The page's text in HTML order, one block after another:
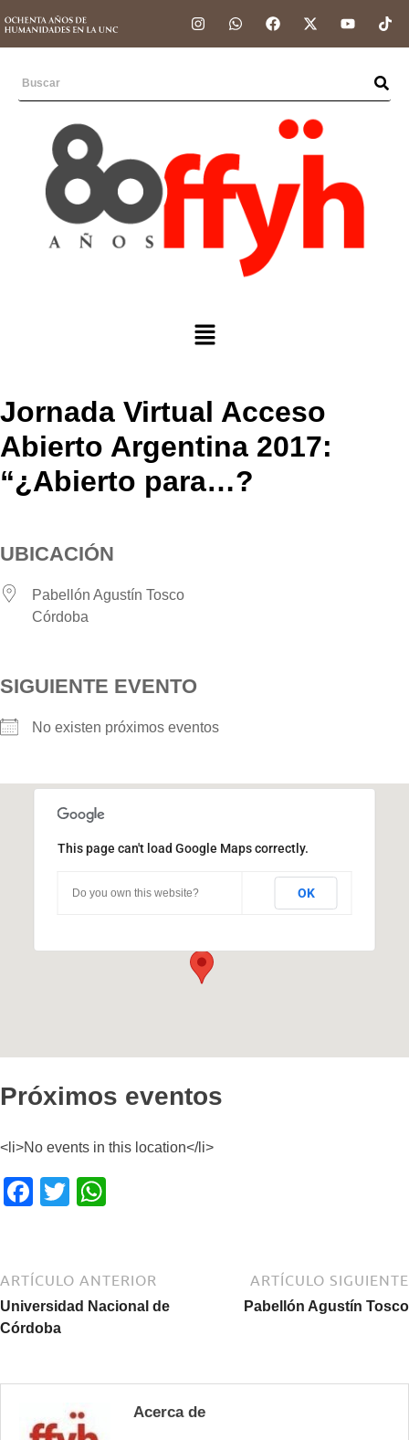
Jornada Virtual Acceso
Abierto Argentina 2017:
“¿Abierto para…?
UBICACIÓN
Pabellón Agustín Tosco
Córdoba
SIGUIENTE EVENTO
No existen próximos eventos
Argentina 2017: “¿Abierto para…?
This page can't load Google Maps correctly.
Do you own this website? OK
Próximos eventos
<li>No events in this location</li>
F
e
b
o
T
er s
A
ARTÍCULO ANTERIOR
Universidad Nacional de
Córdoba
ARTÍCULO SIGUIENTE
Pabellón Agustín Tosco
Acerca de